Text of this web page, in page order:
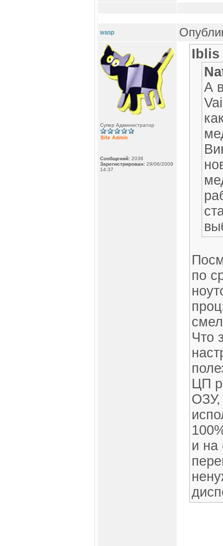
wasp
Супер Администратор
Сообщений: 2036
Зарегистрирован: 29/06/2009
14:37
Iblis
А
по
Что
ЦП
ОЗУ,
и на